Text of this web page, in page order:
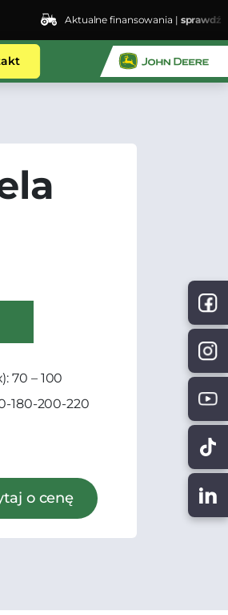
Aktualne finansowania |sprawdź
70 – 100
180-200-220
o cenę